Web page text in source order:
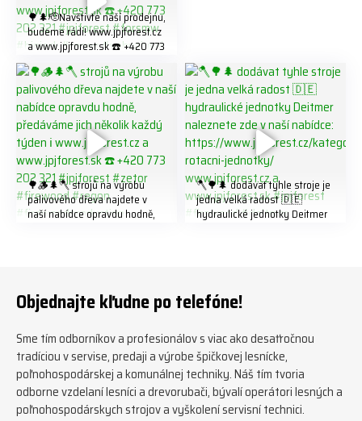
🌳🌲🫡Navštivte naší prodejnu,
budeme rádi! www.jpjforest.cz
a www.jpjforest.sk ☎️ +420 773
202 321 #jpjforest #forsmw
#biojack #regon #vahvajussi
🌳🪵🌲🪓 strojů na výrobu
palivového dřeva najdete v
naší nabídce opravdu hodně,
#firewoodproduction
🪓🌳🌲 dodávat tyhle stroje je
jedna velká radost 🇩🇪
hydraulické jednotky Deitmer
#firewood #deitmer
Objednajte kľudne po telefóne!
Sme tím odborníkov a profesionálov s viac ako desaťročnou
tradíciou v servise, predaji a výrobe špičkovej lesnícke,
poľnohospodárskej a komunálnej techniky. Náš tím tvoria
odborne vzdelaní lesníci a drevorubači, bývalí operátori lesných a
poľnohospodárskych strojov a vyškolení servisní technici.